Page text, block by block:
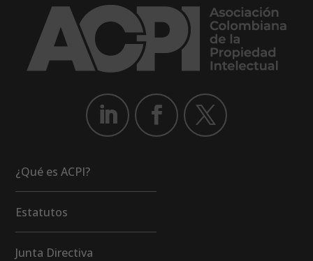
¿Qué es ACPI?
Estatutos
Junta Directiva